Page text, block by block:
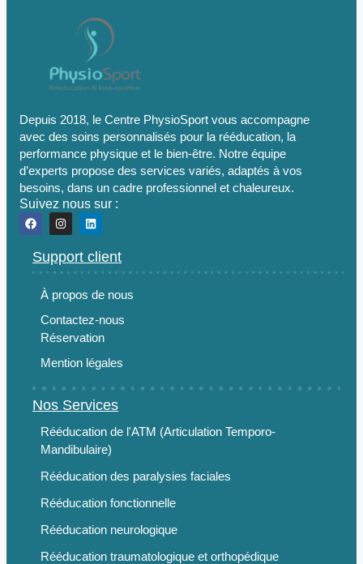
Depuis 2018, le Centre PhysioSport vous accompagne
avec des soins personnalisés pour la rééducation, la
performance physique et le bien-être. Notre équipe
d’experts propose des services variés, adaptés à vos
besoins, dans un cadre professionnel et chaleureux.
Suivez nous sur :
Support client
À propos de nous
Contactez-nous
Réservation
Mention légales
Nos Services
Rééducation de l'ATM (Articulation Temporo-
Mandibulaire)
Rééducation des paralysies faciales
Rééducation fonctionnelle
Rééducation neurologique
Rééducation traumatologique et orthopédique